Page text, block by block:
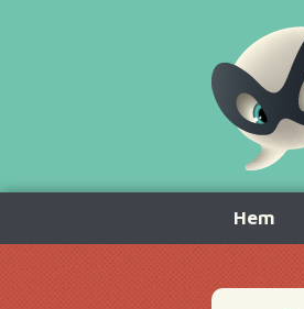
innehåll
Hem